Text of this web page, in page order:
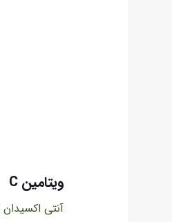
ویتامین C
آنتی اکسیدان